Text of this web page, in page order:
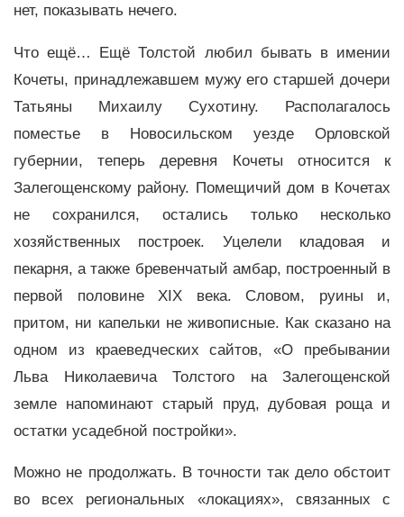
нет, показывать нечего.
Что ещё… Ещё Толстой любил бывать в имении
Кочеты, принадлежавшем мужу его старшей дочери
Татьяны Михаилу Сухотину. Располагалось
поместье в Новосильском уезде Орловской
губернии, теперь деревня Кочеты относится к
Залегощенскому району. Помещичий дом в Кочетах
не сохранился, остались только несколько
хозяйственных построек. Уцелели кладовая и
пекарня, а также бревенчатый амбар, построенный в
первой половине XIX века. Словом, руины и,
притом, ни капельки не живописные. Как сказано на
одном из краеведческих сайтов, «О пребывании
Льва Николаевича Толстого на Залегощенской
земле напоминают старый пруд, дубовая роща и
остатки усадебной постройки».
Можно не продолжать. В точности так дело обстоит
во всех региональных «локациях», связанных с